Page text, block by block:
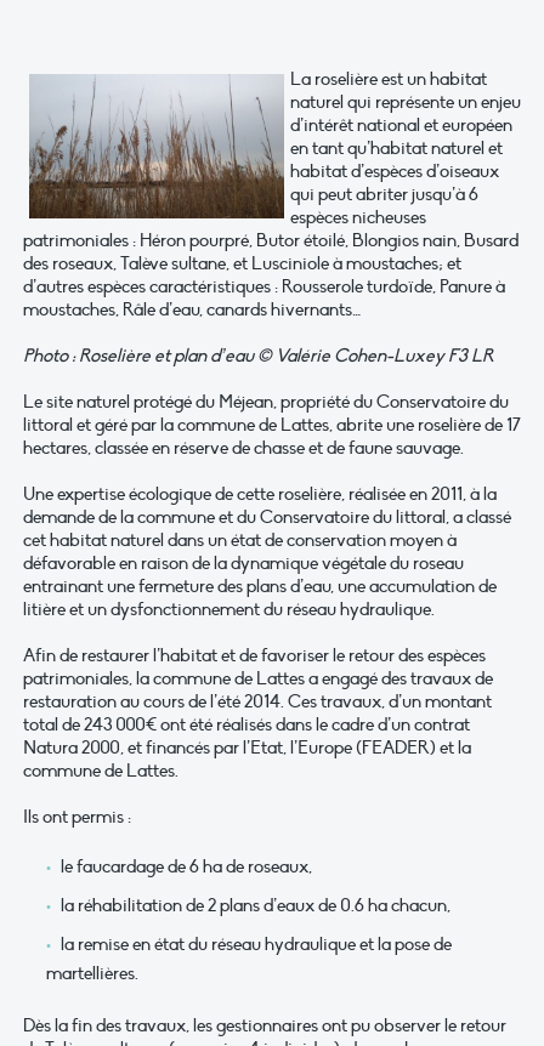
La roselière est un habitat
naturel qui représente un enjeu
d’intérêt national et européen
en tant qu’habitat naturel et
habitat d’espèces d’oiseaux
qui peut abriter jusqu’à 6
espèces nicheuses
patrimoniales : Héron pourpré, Butor étoilé, Blongios nain, Busard
des roseaux, Talève sultane, et Lusciniole à moustaches; et
d’autres espèces caractéristiques : Rousserole turdoïde, Panure à
moustaches, Râle d’eau, canards hivernants…
Photo : Roselière et plan d’eau © Valérie Cohen-Luxey F3 LR
Le site naturel protégé du Méjean, propriété du Conservatoire du
littoral et géré par la commune de Lattes, abrite une roselière de 17
hectares, classée en réserve de chasse et de faune sauvage.
Une expertise écologique de cette roselière, réalisée en 2011, à la
demande de la commune et du Conservatoire du littoral, a classé
cet habitat naturel dans un état de conservation moyen à
défavorable en raison de la dynamique végétale du roseau
entrainant une fermeture des plans d’eau, une accumulation de
litière et un dysfonctionnement du réseau hydraulique.
Afin de restaurer l’habitat et de favoriser le retour des espèces
patrimoniales, la commune de Lattes a engagé des travaux de
restauration au cours de l’été 2014. Ces travaux, d’un montant
total de 243 000€ ont été réalisés dans le cadre d’un contrat
Natura 2000, et financés par l’Etat, l’Europe (FEADER) et la
commune de Lattes.
Ils ont permis :
le faucardage de 6 ha de roseaux,
la réhabilitation de 2 plans d’eaux de 0.6 ha chacun,
la remise en état du réseau hydraulique et la pose de
martellières.
Dès la fin des travaux, les gestionnaires ont pu observer le retour